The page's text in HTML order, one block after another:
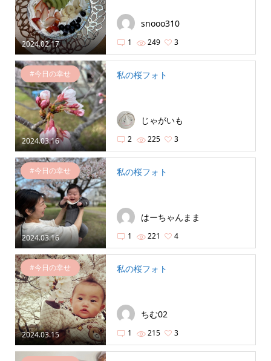
2024.02.17
snooo310
1 249 3
2024.03.16
#今日の幸せ 私の桜フォト
じゃがいも
2 225 3
2024.03.16
#今日の幸せ 私の桜フォト
はーちゃんまま
1 221 4
2024.03.15
#今日の幸せ 私の桜フォト
ちむ02
1 215 3